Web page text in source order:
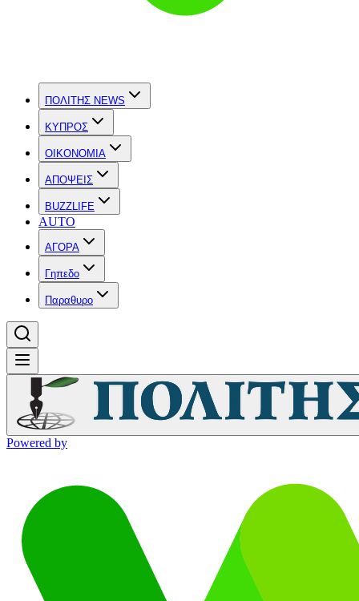
ΠΟΛΙΤΗΣ NEWS
ΚΥΠΡΟΣ
OIKONOMIA
ΑΠΟΨΕΙΣ
BUZZLIFE
AUTO
ΑΓΟΡΑ
Γηπεδο
Παραθυρο
Powered by